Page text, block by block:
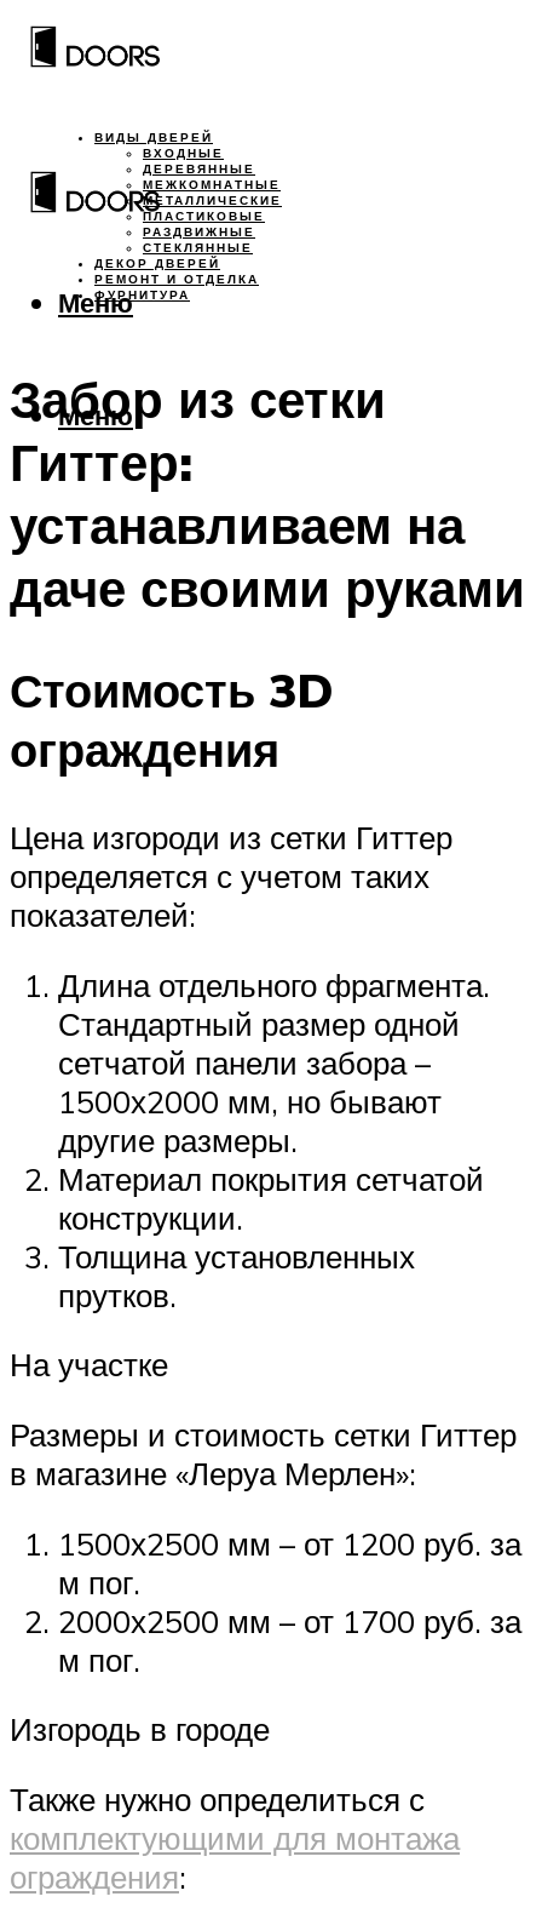
ВИДЫ ДВЕРЕЙ
ВХОДНЫЕ
ДЕРЕВЯННЫЕ
МЕЖКОМНАТНЫЕ
МЕТАЛЛИЧЕСКИЕ
ПЛАСТИКОВЫЕ
РАЗДВИЖНЫЕ
СТЕКЛЯННЫЕ
ДЕКОР ДВЕРЕЙ
РЕМОНТ И ОТДЕЛКА
ФУРНИТУРА
Меню
Меню
Забор из сетки
Гиттер:
устанавливаем на
даче своими руками
Стоимость 3D
ограждения
Цена изгороди из сетки Гиттер
определяется с учетом таких
показателей:
Длина отдельного фрагмента.
Стандартный размер одной
сетчатой панели забора –
1500х2000 мм, но бывают
другие размеры.
Материал покрытия сетчатой
конструкции.
Толщина установленных
прутков.
На участке
Размеры и стоимость сетки Гиттер
в магазине «Леруа Мерлен»:
1500х2500 мм – от 1200 руб. за
м пог.
2000х2500 мм – от 1700 руб. за
м пог.
Изгородь в городе
Также нужно определиться с
комплектующими для монтажа
ограждения: